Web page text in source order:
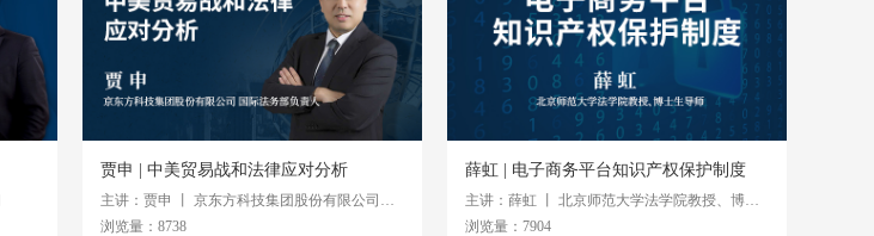
贾申 | 中美贸易战和法律应对分析
主讲：贾申 丨 京东方科技集团股份有限公司国际法务部负责人
浏览量：8738
薛虹 | 电子商务平台知识产权保护制度
主讲：薛虹 丨 北京师范大学法学院教授、博士生导师
浏览量：7904